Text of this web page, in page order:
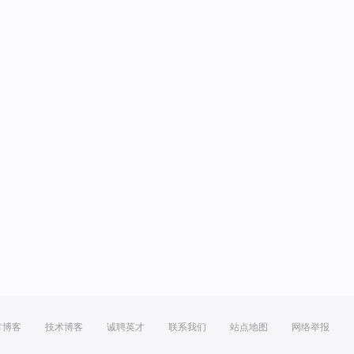
博客 技术博客 诚聘英才 联系我们 站点地图 网络举报